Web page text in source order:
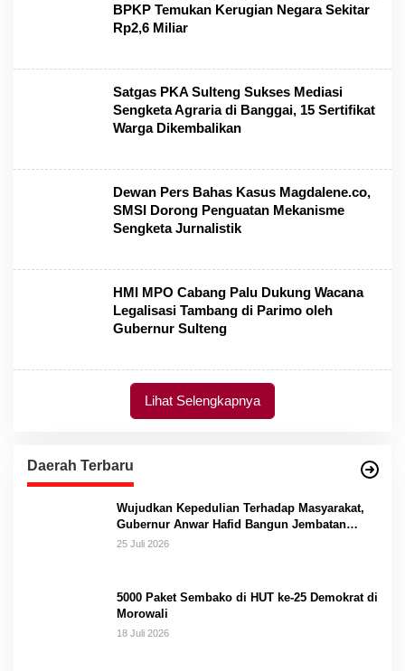
BPKP Temukan Kerugian Negara Sekitar
Rp2,6 Miliar
Satgas PKA Sulteng Sukses Mediasi
Sengketa Agraria di Banggai, 15 Sertifikat
Warga Dikembalikan
Dewan Pers Bahas Kasus Magdalene.co,
SMSI Dorong Penguatan Mekanisme
Sengketa Jurnalistik
HMI MPO Cabang Palu Dukung Wacana
Legalisasi Tambang di Parimo oleh
Gubernur Sulteng
Lihat Selengkapnya
Daerah Terbaru
Wujudkan Kepedulian Terhadap Masyarakat,
Gubernur Anwar Hafid Bangun Jembatan
Gantung Masungkang dengan Dana Pribadi
25 Juli 2026
5000 Paket Sembako di HUT ke-25 Demokrat di
Morowali
18 Juli 2026